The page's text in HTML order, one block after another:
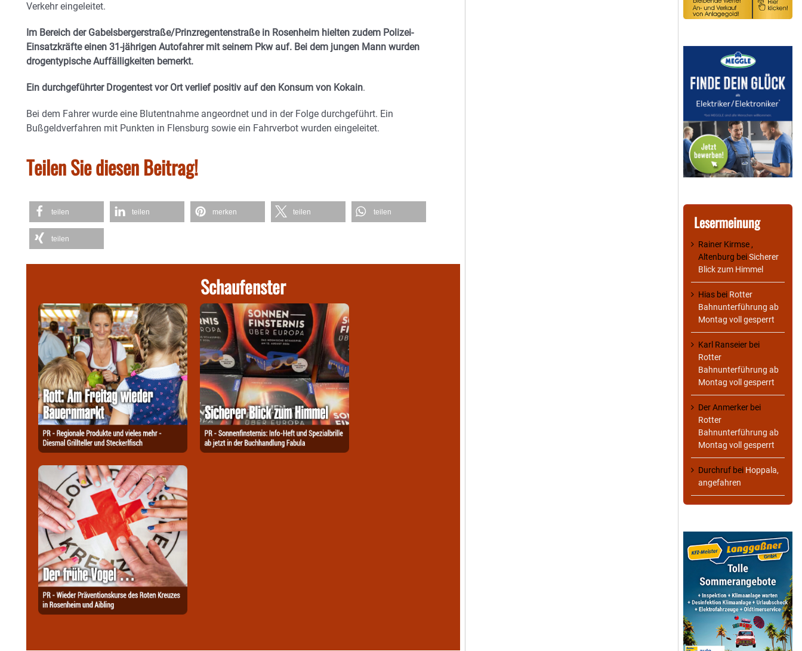
Verkehr eingeleitet.
Im Bereich der Gabelsbergerstraße/Prinzregentenstraße in Rosenheim hielten zudem Polizei-
Einsatzkräfte einen 31-jährigen Autofahrer mit seinem Pkw auf. Bei dem jungen Mann wurden
drogentypische Auffälligkeiten bemerkt.
Ein durchgeführter Drogentest vor Ort verlief positiv auf den Konsum von Kokain.
Bei dem Fahrer wurde eine Blutentnahme angeordnet und in der Folge durchgeführt. Ein
Bußgeldverfahren mit Punkten in Flensburg sowie ein Fahrverbot wurden eingeleitet.
Teilen Sie diesen Beitrag!
teilen teilen merken teilen teilen
teilen
Schaufenster
Lesermeinung
Rainer Kirmse ,
Altenburg beiSicherer
Blick zum Himmel
Hias bei Rotter
Bahnunterführung ab
Montag voll gesperrt
Karl Ranseier bei
Rotter
Bahnunterführung ab
Montag voll gesperrt
Der Anmerker bei
Rotter
Bahnunterführung ab
Montag voll gesperrt
Durchruf bei Hoppala,
angefahren